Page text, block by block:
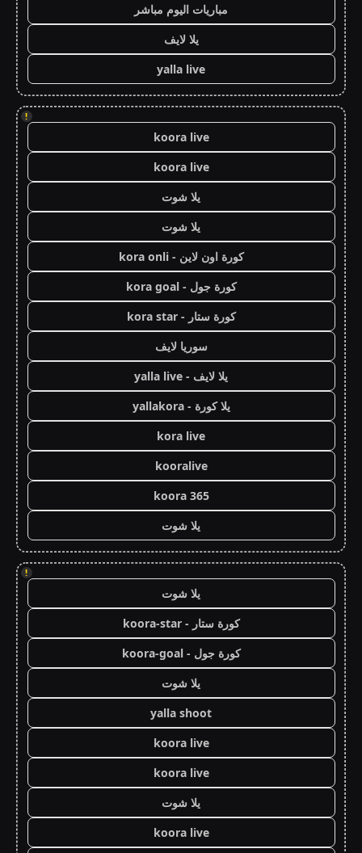
مباريات اليوم مباشر
يلا لايف
yalla live
!
koora live
koora live
يلا شوت
يلا شوت
كورة اون لاين - kora onli
كورة جول - kora goal
كورة ستار - kora star
سوريا لايف
يلا لايف - yalla live
يلا كورة - yallakora
kora live
kooralive
koora 365
يلا شوت
!
يلا شوت
كورة ستار - koora-star
كورة جول - koora-goal
يلا شوت
yalla shoot
koora live
koora live
يلا شوت
koora live